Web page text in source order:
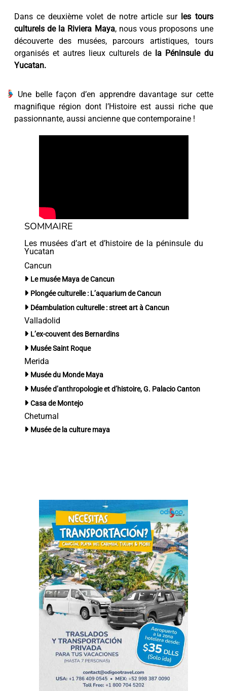
Dans ce deuxième volet de notre article sur les tours
culturels de la Riviera Maya, nous vous proposons une
découverte des musées, parcours artistiques, tours
organisés et autres lieux culturels de la Péninsule du
Yucatan.
Une belle façon d’en apprendre davantage sur cette
magnifique région dont l’Histoire est aussi riche que
passionnante, aussi ancienne que contemporaine !
SOMMAIRE
Les musées d’art et d’histoire de la péninsule du
Yucatan
Cancun
Le musée Maya de Cancun
Plongée culturelle : L’aquarium de Cancun
Déambulation culturelle : street art à Cancun
Valladolid
L’ex-couvent des Bernardins
Musée Saint Roque
Merida
Musée du Monde Maya
Musée d’anthropologie et d’histoire, G. Palacio Canton
Casa de Montejo
Chetumal
Musée de la culture maya